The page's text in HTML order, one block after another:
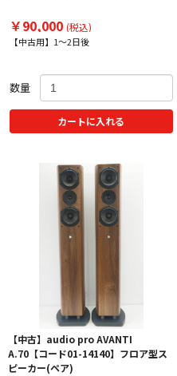
￥90,000 (税込)
【中古用】1～2日後
数量
カートに入れる
【中古】audio pro AVANTI
A.70【コード01-14140】フロア型ス
ピーカー(ペア)